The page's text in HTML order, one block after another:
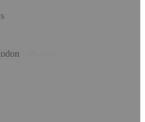
Hol dir die App!